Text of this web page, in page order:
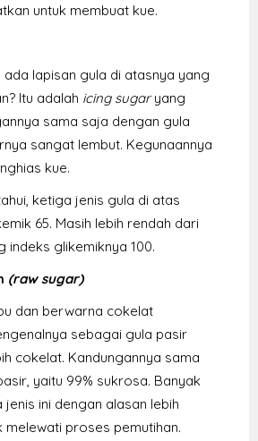
untuk membuat kue.
lapisan gula di atasnya yang
Itu adalah icing sugaryang
sama saja dengan gula
sangat lembut. Kegunaannya
kue.
ketiga jenis gula di atas
65. Masih lebih rendah dari
indeks glikemiknya 100.
(raw sugar)
dan berwarna cokelat
sebagai gula pasir
cokelat. Kandungannya sama
yaitu 99% sukrosa. Banyak
ini dengan alasan lebih
melewati proses pemutihan.